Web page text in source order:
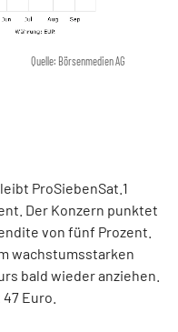
Quelle: Börsenmedien AG
ProSiebenSat.1
Der Konzern punktet
von fünf Prozent.
wachstumsstarken
bald wieder anziehen.
Euro.